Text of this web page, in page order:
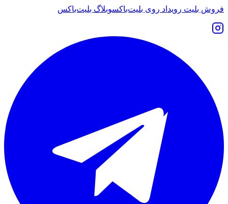
فروش بلیت رویداد روی بلیت‌باکسوبلاگ بلیت‌باکس